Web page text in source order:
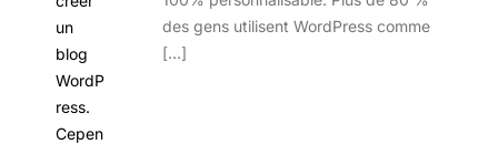
un
blog
WordP
ress.
Cepen
des gens utilisent WordPress comme
[…]